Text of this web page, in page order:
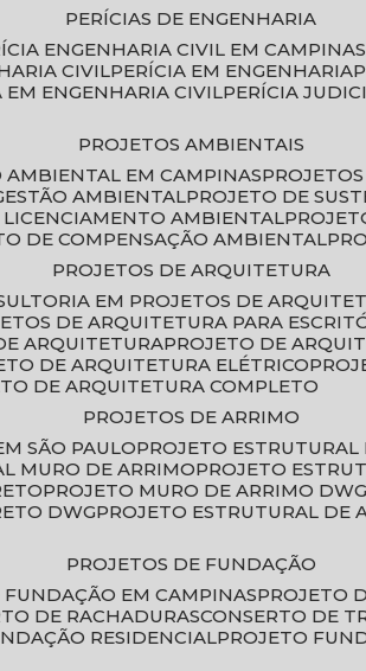
PERÍCIAS DE ENGENHARIA
ENGENHARIA CIVIL EM CAMPINAS
CIVIL PERÍCIA EM ENGENHARIA
EM ENGENHARIA CIVIL PERÍCIA
PROJETOS AMBIENTAIS
AMBIENTAL EM CAMPINAS
AMBIENTAL
PROJETO DE
LICENCIAMENTO AMBIENTAL
DE COMPENSAÇÃO AMBIENTAL
PROJETOS DE ARQUITETURA
EM PROJETOS DE
DE ARQUITETURA PARA
ARQUITETURA
PROJETO DE
DE ARQUITETURA ELÉTRICO
DE ARQUITETURA COMPLETO
PROJETOS DE ARRIMO
SÃO PAULO
PROJETO
MURO DE ARRIMO
PROJETO
PROJETO MURO DE ARRIMO DWG
DWG
PROJETO ESTRUTURAL DE
PROJETOS DE FUNDAÇÃO
FUNDAÇÃO EM CAMPINAS
PROJETO
DE RACHADURAS CONSERTO DE
RESIDENCIAL PROJETO